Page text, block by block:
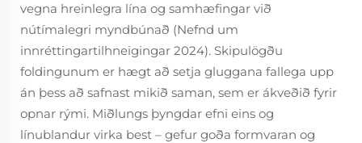
vegna hreinlegra lína og samhæfingar við
nútímalegri myndbúnað (Nefnd um
innréttingartilhneigingar 2024). Skipulögðu
foldingunum er hægt að setja gluggana fallega upp
án þess að safnast mikið saman, sem er ákveðið fyrir
opnar rými. Miðlungs þyngdar efni eins og
línublandur virka best – gefur goða formvaran og